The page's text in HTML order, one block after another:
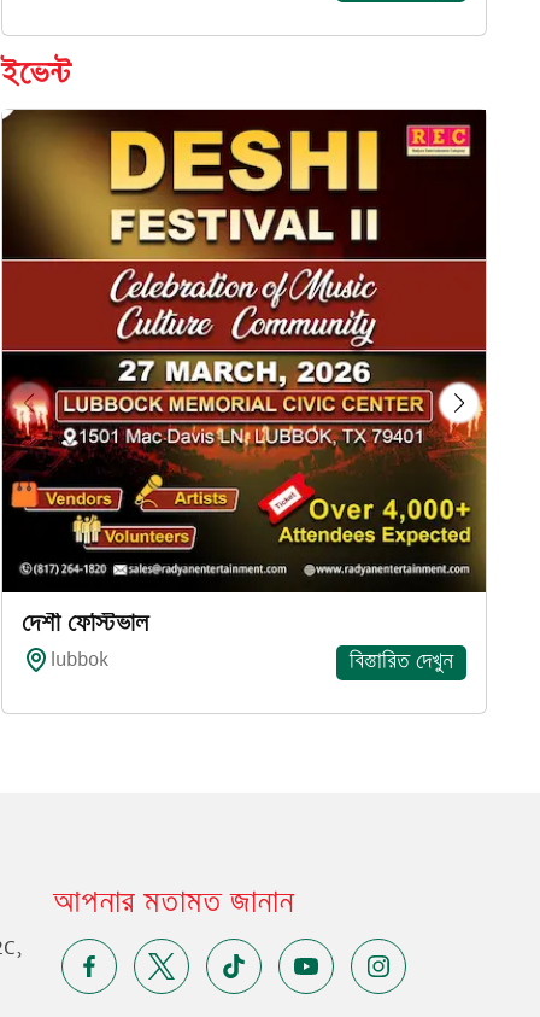
ইভেন্ট
দেশী ফেস্টিভাল
lubbok
বিস্তারিত দেখুন
আপনার মতামত জানান